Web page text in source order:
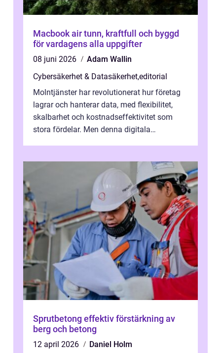
Macbook air tunn, kraftfull och byggd
för vardagens alla uppgifter
08 juni 2026
Adam Wallin
Cybersäkerhet & Datasäkerhet,editorial
Molntjänster har revolutionerat hur företag
lagrar och hanterar data, med flexibilitet,
skalbarhet och kostnadseffektivitet som
stora fördelar. Men denna digitala
Sprutbetong effektiv förstärkning av
berg och betong
12 april 2026 Daniel Holm